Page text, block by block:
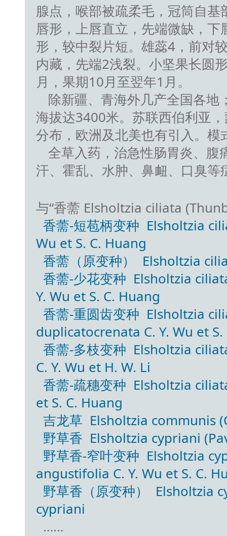
腺点，喉部被疏柔毛，冠筒自
唇形，上唇直立，先端微缺，
形，较中裂片短。雄蕊4，前对
内藏，先端2浅裂。小坚果长圆
月，果期10月至翌年1月。
除新疆、青海外几产全国各
海拔达3400米。苏联西伯利亚
分布，欧洲及北美也有引入。模
全草入药，治急性肠胃炎、腹
汗、霍乱、水肿、鼻衄、口臭等
与“香薷 Elsholtzia ciliata
香薷-短苞柄变种 Elsholtzia
Wu et S. C. Huang
香薷（原变种） Elsholtzia
香薷-少花变种 Elsholtzia
Y. Wu et S. C. Huang
香薷-重圆齿变种 Elsholtzia
duplicatocrenata C. Y. Wu et
香薷-多枝变种 Elsholtzia
C. Y. Wu et H. W. Li
香薷-疏穗变种 Elsholtzia
et S. C. Huang
吉龙草 Elsholtzia communis
野草香 Elsholtzia cypriani
野草香-窄叶变种 Elsholtzia
angustifolia C. Y. Wu et S. C.
野草香（原变种） Elsholtzia
cypriani
……